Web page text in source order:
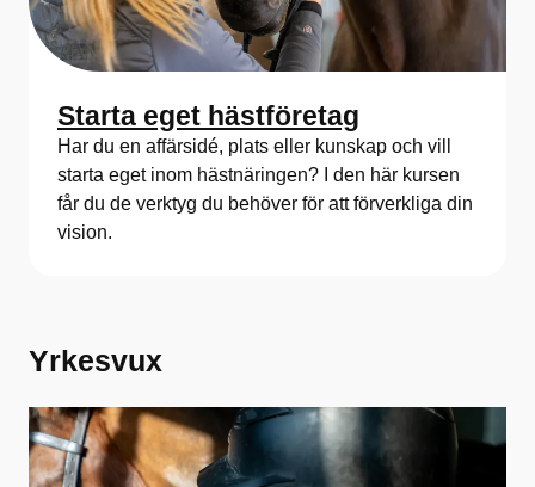
Starta eget hästföretag
Har du en affärsidé, plats eller kunskap och vill
starta eget inom hästnäringen? I den här kursen
får du de verktyg du behöver för att förverkliga din
vision.
Yrkesvux